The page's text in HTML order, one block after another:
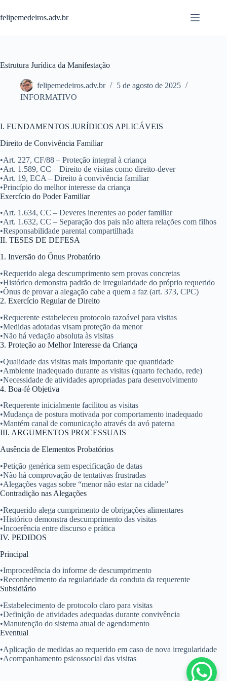
para
o
felipemedeiros.adv.br
Estrutura Jurídica da Manifestação
felipemedeiros.adv.br
5 de agosto de 2025
INFORMATIVO
I. FUNDAMENTOS JURÍDICOS APLICÁVEIS
Direito de Convivência Familiar
•Art. 227, CF/88 – Proteção integral à criança
•Art. 1.589, CC – Direito de visitas como direito-dever
•Art. 19, ECA – Direito à convivência familiar
•Princípio do melhor interesse da criança
Exercício do Poder Familiar
•Art. 1.634, CC – Deveres inerentes ao poder familiar
•Art. 1.632, CC – Separação dos pais não altera relações com filhos
•Responsabilidade parental compartilhada
II. TESES DE DEFESA
1. Inversão do Ônus Probatório
•Requerido alega descumprimento sem provas concretas
•Histórico demonstra padrão de irregularidade do próprio requerido
•Ônus de provar a alegação cabe a quem a faz (art. 373, CPC)
2. Exercício Regular de Direito
•Requerente estabeleceu protocolo razoável para visitas
•Medidas adotadas visam proteção da menor
•Não há vedação absoluta às visitas
3. Proteção ao Melhor Interesse da Criança
•Qualidade das visitas mais importante que quantidade
•Ambiente inadequado durante as visitas (quarto fechado, rede)
•Necessidade de atividades apropriadas para desenvolvimento
4. Boa-fé Objetiva
•Requerente inicialmente facilitou as visitas
•Mudança de postura motivada por comportamento inadequado
•Mantém canal de comunicação através da avó paterna
III. ARGUMENTOS PROCESSUAIS
Ausência de Elementos Probatórios
•Petição genérica sem especificação de datas
•Não há comprovação de tentativas frustradas
•Alegações vagas sobre “menor não estar na cidade”
Contradição nas Alegações
•Requerido alega cumprimento de obrigações alimentares
•Histórico demonstra descumprimento das visitas
•Incoerência entre discurso e prática
IV. PEDIDOS
Principal
•Improcedência do informe de descumprimento
•Reconhecimento da regularidade da conduta da requerente
Subsidiário
•Estabelecimento de protocolo claro para visitas
•Definição de atividades adequadas durante convivência
•Manutenção do sistema atual de agendamento
Eventual
•Aplicação de medidas ao requerido em caso de nova irregularidade
•Acompanhamento psicossocial das visitas